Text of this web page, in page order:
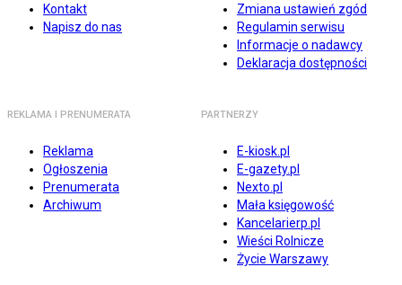
Kontakt
Napisz do nas
Zmiana ustawień zgód
Regulamin serwisu
Informacje o nadawcy
Deklaracja dostępności
REKLAMA I PRENUMERATA
Reklama
Ogłoszenia
Prenumerata
Archiwum
PARTNERZY
E-kiosk.pl
E-gazety.pl
Nexto.pl
Mała księgowość
Kancelarierp.pl
Wieści Rolnicze
Życie Warszawy